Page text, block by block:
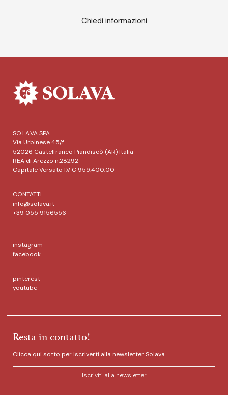
Chiedi informazioni
SO.LA.VA SPA
Via Urbinese 45/f
52026 Castelfranco Piandiscò (AR) Italia
REA di Arezzo n.28292
Capitale Versato I.V € 959.400,00
CONTATTI
info@solava.it
+39 055 9156556
instagram
facebook
pinterest
youtube
Resta in contatto!
Clicca qui sotto per iscriverti alla newsletter Solava
Iscriviti alla newsletter